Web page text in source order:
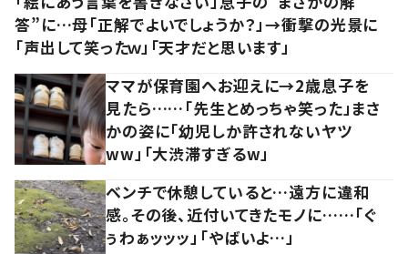
答”に…母「正解でよいでしょうか？」→衝撃の光景に
「声出して笑ったｗ」「天才だと思います」
ママが保育園へお迎えに→2歳息子を
見たら……「先生とめっちゃ笑った」まさ
かの姿に「幼児しか許されないヤツ
ww」「大渋滞すぎるw」
ベンチで休憩していると…遠方に違和
感。その後、近付いてきたモノに……「ぐ
ぅわぁッッッ」「やばいよ…」